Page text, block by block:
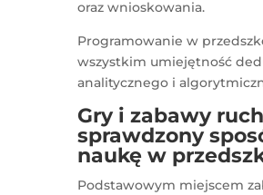
oraz wnioskowania.
Programowanie w
wszystkim umiejętność
analitycznego i
Gry i zabawy
sprawdzony
naukę w
Podstawowym miejscem